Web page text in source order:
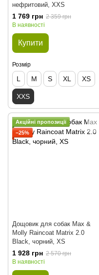
нефритовий, XXS
1 769 грн 2 359 грн
В наявності
Купити
Розмір
L M S XL XS
XXS
Акційні пропозиції
−25%
Дощовик для собак Max &
Molly Raincoat Matrix 2.0
Black, чорний, XS
1 928 грн 2 570 грн
В наявності